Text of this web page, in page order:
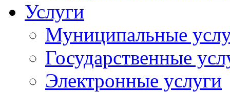
Услуги
Муниципальные
Государственные
Электронные услуги